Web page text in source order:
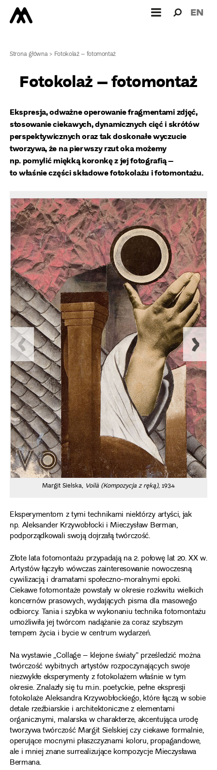
dla: EN
Strona główna> Fotokolaż – fotomontaż
Fotokolaż – fotomontaż
Ekspresja, odważne operowanie fragmentami zdjęć,
stosowanie ciekawych, dynamicznych cięć i skrótów
perspektywicznych oraz tak doskonałe wyczucie
tworzywa, że na pierwszy rzut oka możemy
np. pomylić miękką koronkę z jej fotografią –
to właśnie części składowe fotokolażu i fotomontażu.
Margit Sielska, Voilà (Kompozycja z ręką), 1934
Eksperymentom z tymi technikami niektórzy artyści, jak
np. Aleksander Krzywobłocki i Mieczysław Berman,
podporządkowali swoją dojrzałą twórczość.
Złote lata fotomontażu przypadają na 2. połowę lat 20. XX w.
Artystów łączyło wówczas zainteresowanie nowoczesną
cywilizacją i dramatami społeczno-moralnymi epoki.
Ciekawe fotomontaże powstały w okresie rozkwitu wielkich
koncernów prasowych, wydających pisma dla masowego
odbiorcy. Tania i szybka w wykonaniu technika fotomontażu
umożliwiła jej twórcom nadążanie za coraz szybszym
tempem życia i bycie w centrum wydarzeń.
Na wystawie „Collage – klejone światy” prześledzić można
twórczość wybitnych artystów rozpoczynających swoje
niezwykłe eksperymenty z fotokolażem właśnie w tym
okresie. Znalazły się tu m.in. poetyckie, pełne ekspresji
fotokolaże Aleksandra Krzywobłockiego, które łączą w sobie
detale rzeźbiarskie i architektoniczne z elementami
organicznymi, malarska w charakterze, akcentująca urodę
tworzywa twórczość Margit Sielskiej czy ciekawe formalnie,
operujące mocnymi płaszczyznami koloru, propagandowe,
ale i mniej znane surrealizujące kompozycje Mieczysława
Bermana.